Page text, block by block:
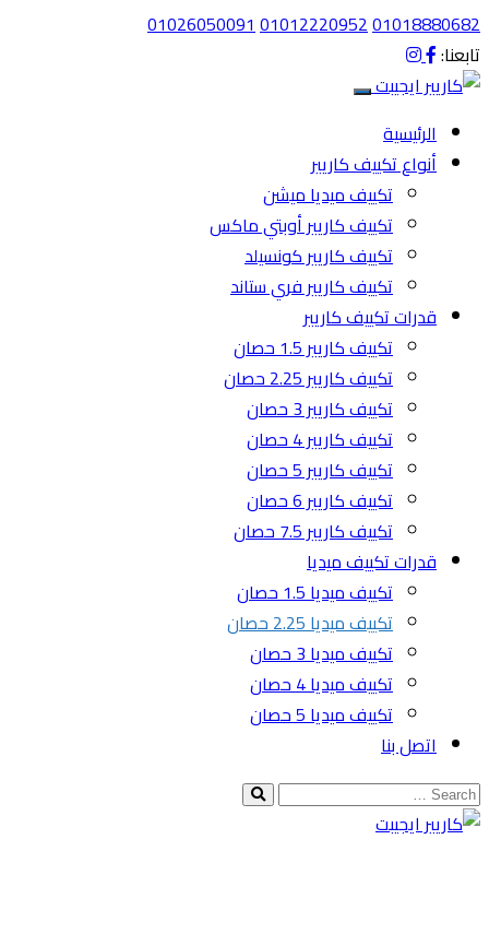
01018880682
01012220952
01026050091
تابعنا:
الرئيسية
أنواع تكييف كاريير
تكييف ميديا ميشن
تكييف كاريير أوبتي ماكس
تكييف كاريير كونسيلد
تكييف كاريير فري ستاند
قدرات تكييف كاريير
تكييف كاريير 1.5 حصان
تكييف كاريير 2.25 حصان
تكييف كاريير 3 حصان
تكييف كاريير 4 حصان
تكييف كاريير 5 حصان
تكييف كاريير 6 حصان
تكييف كاريير 7.5 حصان
قدرات تكييف ميديا
تكييف ميديا 1.5 حصان
تكييف ميديا 2.25 حصان
تكييف ميديا 3 حصان
تكييف ميديا 4 حصان
تكييف ميديا 5 حصان
اتصل بنا